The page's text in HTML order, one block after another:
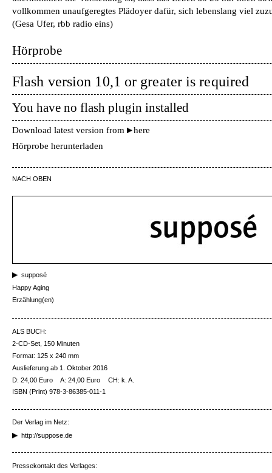
vollkommen unaufgeregtes Plädoyer dafür, sich lebenslang viel
(Gesa Ufer, rbb radio eins)
Hörprobe
Flash version 10,1 or greater is required
You have no flash plugin installed
Download latest version from
here
Hörprobe herunterladen
NACH OBEN
supposé
Happy Aging
Erzählung(en)
ALS BUCH:
2-CD-Set, 150 Minuten
Format: 125 x 240 mm
Auslieferung ab 1. Oktober 2016
D: 24,00 Euro
A: 24,00 Euro
CH: k. A.
ISBN (Print) 978-3-86385-011-1
Der Verlag im Netz:
http://suppose.de
Pressekontakt des Verlages: